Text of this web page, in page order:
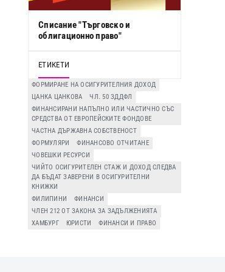
Списание "Търговско и
облигационно право"
ЕТИКЕТИ
ФОРМИРАНЕ НА ОСИГУРИТЕЛНИЯ ДОХОД
ЦАНКА ЦАНКОВА
ЧЛ. 50 ЗДДФЛ
ФИНАНСИРАНИ НАПЪЛНО ИЛИ ЧАСТИЧНО СЪС
СРЕДСТВА ОТ ЕВРОПЕЙСКИТЕ ФОНДОВЕ
ЧАСТНА ДЪРЖАВНА СОБСТВЕНОСТ
ФОРМУЛЯРИ
ФИНАНСОВО ОТЧИТАНЕ
ЧОВЕШКИ РЕСУРСИ
ЧИЙТО ОСИГУРИТЕЛЕН СТАЖ И ДОХОД СЛЕДВА
ДА БЪДАТ ЗАВЕРЕНИ В ОСИГУРИТЕЛНИ
КНИЖКИ
ФИЛИПИНИ
ФИНАНСИ
ЧЛЕН 212 ОТ ЗАКОНА ЗА ЗАДЪЛЖЕНИЯТА
ХАМБУРГ
ЮРИСТИ ФИНАНСИ И ПРАВО